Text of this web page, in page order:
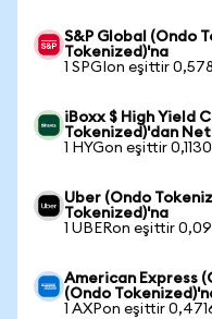
S&P Global (Ondo
Tokenized)'na
1 SPGIon eşittir
iBoxx $ High Yield
Tokenized)'dan
1 HYGon eşittir
Uber (Ondo
Tokenized)'na
1 UBERon eşittir
American Express
(Ondo
1 AXPon eşittir